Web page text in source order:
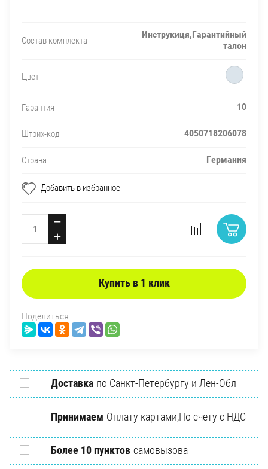
Состав комплекта
Инструкиця,Гарантийный
талон
Цвет
Гарантия 10
Штрих-код 4050718206078
Страна Германия
Добавить в избранное
−
+
Купить в 1 клик
Поделиться
Доставка по Санкт-Петербургу и Лен-Обл
Принимаем Оплату картами,По счету с НДС
Более 10 пунктов самовызова